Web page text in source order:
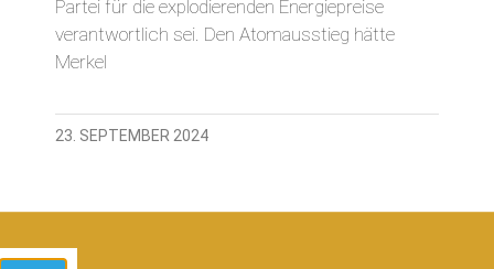
Partei für die explodierenden Energiepreise
verantwortlich sei. Den Atomausstieg hätte
Merkel
23. SEPTEMBER 2024